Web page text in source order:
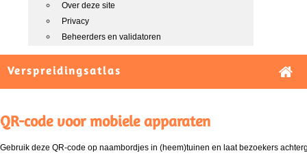
Over deze site
Privacy
Beheerders en validatoren
Verspreidingsatlas
QR-code voor mobiele apparaten
Gebruik deze QR-code op naambordjes in (heem)tuinen en laat bezoekers